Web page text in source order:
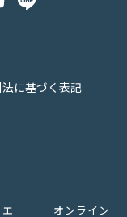
オンライン
に基づく表記